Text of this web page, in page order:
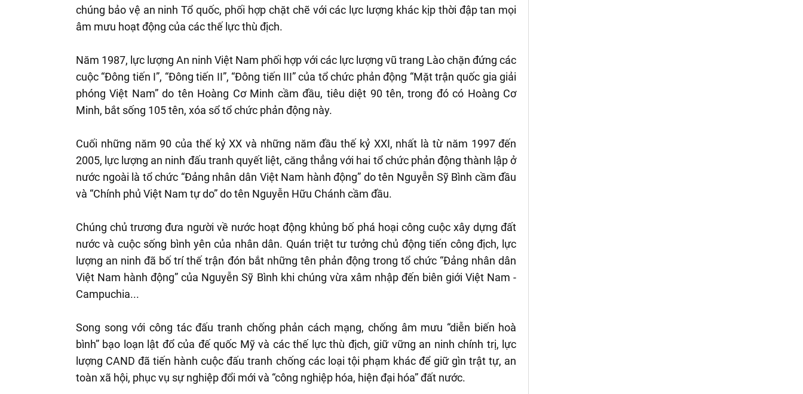
chúng bảo vệ an ninh Tổ quốc, phối hợp chặt chẽ với các lực lượng khác kịp thời đập tan mọi
âm mưu hoạt động của các thế lực thù địch.
Năm 1987, lực lượng An ninh Việt Nam phối hợp với các lực lượng vũ trang Lào chặn đứng các
cuộc “Đông tiến I”, “Đông tiến II”, “Đông tiến III” của tổ chức phản động “Mặt trận quốc gia giải
phóng Việt Nam” do tên Hoàng Cơ Minh cầm đầu, tiêu diệt 90 tên, trong đó có Hoàng Cơ
Minh, bắt sống 105 tên, xóa sổ tổ chức phản động này.
Cuối những năm 90 của thế kỷ XX và những năm đầu thế kỷ XXI, nhất là từ năm 1997 đến
2005, lực lượng an ninh đấu tranh quyết liệt, căng thẳng với hai tổ chức phản động thành lập ở
nước ngoài là tổ chức “Đảng nhân dân Việt Nam hành động” do tên Nguyễn Sỹ Bình cầm đầu
và “Chính phủ Việt Nam tự do” do tên Nguyễn Hữu Chánh cầm đầu.
Chúng chủ trương đưa người về nước hoạt động khủng bố phá hoại công cuộc xây dựng đất
nước và cuộc sống bình yên của nhân dân. Quán triệt tư tưởng chủ động tiến công địch, lực
lượng an ninh đã bố trí thế trận đón bắt những tên phản động trong tổ chức “Đảng nhân dân
Việt Nam hành động” của Nguyễn Sỹ Bình khi chúng vừa xâm nhập đến biên giới Việt Nam -
Campuchia...
Song song với công tác đấu tranh chống phản cách mạng, chống âm mưu “diễn biến hoà
bình” bạo loạn lật đổ của đế quốc Mỹ và các thế lực thù địch, giữ vững an ninh chính trị, lực
lượng CAND đã tiến hành cuộc đấu tranh chống các loại tội phạm khác để giữ gìn trật tự, an
toàn xã hội, phục vụ sự nghiệp đổi mới và “công nghiệp hóa, hiện đại hóa” đất nước.